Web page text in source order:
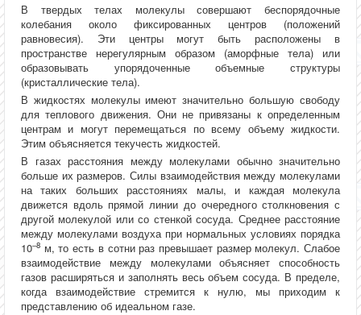
В твердых телах молекулы совершают беспорядочные
колебания около фиксированных центров (положений
равновесия). Эти центры могут быть расположены в
пространстве нерегулярным образом (аморфные тела) или
образовывать упорядоченные объемные структуры
(кристаллические тела).
В жидкостях молекулы имеют значительно большую свободу
для теплового движения. Они не привязаны к определенным
центрам и могут перемещаться по всему объему жидкости.
Этим объясняется текучесть жидкостей.
В газах расстояния между молекулами обычно значительно
больше их размеров. Силы взаимодействия между молекулами
на таких больших расстояниях малы, и каждая молекула
движется вдоль прямой линии до очередного столкновения с
другой молекулой или со стенкой сосуда. Среднее расстояние
между молекулами воздуха при нормальных условиях порядка
10–8 м, то есть в сотни раз превышает размер молекул. Слабое
взаимодействие между молекулами объясняет способность
газов расширяться и заполнять весь объем сосуда. В пределе,
когда взаимодействие стремится к нулю, мы приходим к
представлению об идеальном газе.